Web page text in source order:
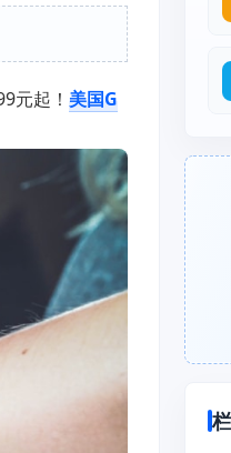
元起！ 美国G